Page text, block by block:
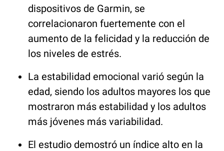
dispositivos de Garmin, se
correlacionaron fuertemente con el
aumento de la felicidad y la reducción de
los niveles de estrés.
La estabilidad emocional varió según la
edad, siendo los adultos mayores los que
mostraron más estabilidad y los adultos
más jóvenes más variabilidad.
El estudio demostró un índice alto en la